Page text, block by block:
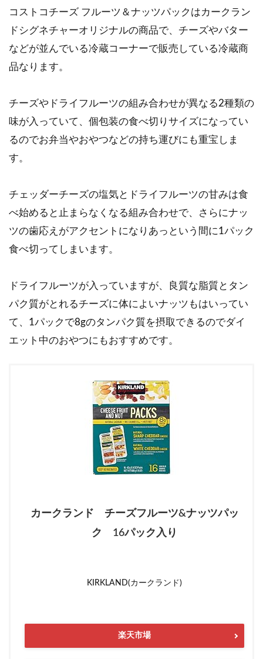
コストコチーズ フルーツ＆ナッツパックはカークラン
ドシグネチャーオリジナルの商品で、チーズやバター
などが並んでいる冷蔵コーナーで販売している冷蔵商
品なります。
チーズやドライフルーツの組み合わせが異なる2種類の
味が入っていて、個包装の食べ切りサイズになってい
るのでお弁当やおやつなどの持ち運びにも重宝しま
す。
チェッダーチーズの塩気とドライフルーツの甘みは食
べ始めると止まらなくなる組み合わせで、さらにナッ
ツの歯応えがアクセントになりあっという間に1パック
食べ切ってしまいます。
ドライフルーツが入っていますが、良質な脂質とタン
パク質がとれるチーズに体によいナッツもはいってい
て、1パックで8gのタンパク質を摂取できるのでダイ
エット中のおやつにもおすすめです。
カークランド チーズフルーツ&ナッツパッ
ク 16パック入り
KIRKLAND(カークランド)
楽天市場